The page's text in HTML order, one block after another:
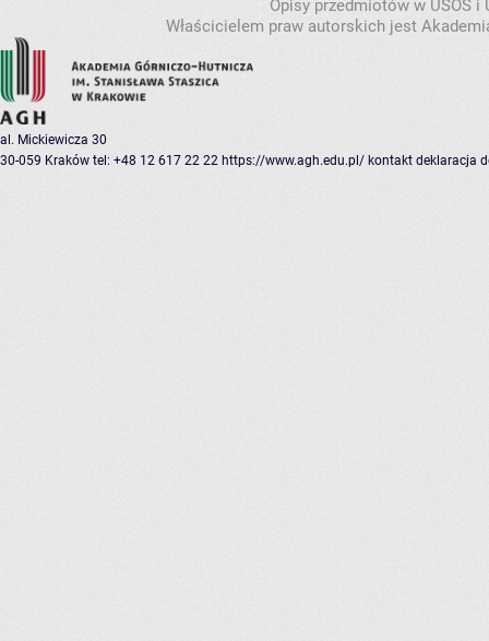
Opisy przedmiotów w USOS
Właścicielem praw autorskich jest
al. Mickiewicza 30
30-059 Kraków tel: +48 12 617 22 22 https://www.agh.edu.pl/ kontakt deklaracja